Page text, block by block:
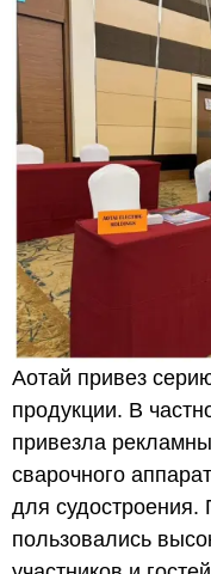
Аотай привез
продукции. В
привезла
сварочного
для судостроения.
пользовались